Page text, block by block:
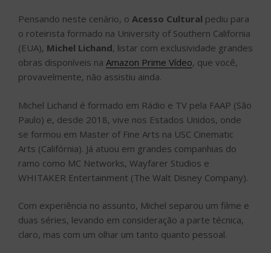
Pensando neste cenário, o Acesso Cultural pediu para
o roteirista formado na University of Southern California
(EUA), Michel Lichand, listar com exclusividade grandes
obras disponíveis na Amazon Prime Vídeo, que você,
provavelmente, não assistiu ainda.
Michel Lichand é formado em Rádio e TV pela FAAP (São
Paulo) e, desde 2018, vive nos Estados Unidos, onde
se formou em Master of Fine Arts na USC Cinematic
Arts (Califórnia). Já atuou em grandes companhias do
ramo como MC Networks, Wayfarer Studios e
WHITAKER Entertainment (The Walt Disney Company).
Com experiência no assunto, Michel separou um filme e
duas séries, levando em consideração a parte técnica,
claro, mas com um olhar um tanto quanto pessoal.